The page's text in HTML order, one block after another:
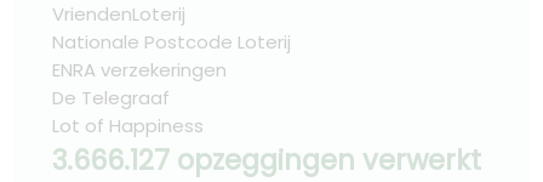
VriendenLoterij
Nationale Postcode Loterij
ENRA verzekeringen
De Telegraaf
Lot of Happiness
3.666.127 opzeggingen verwerkt